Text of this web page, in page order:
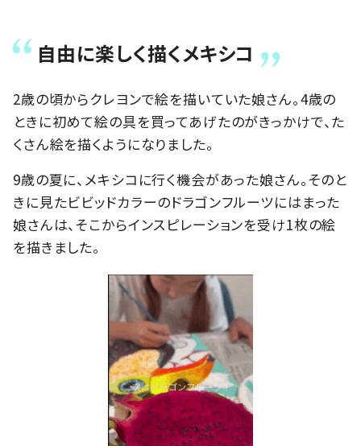
自由に楽しく描くメキシコ
2歳の頃からクレヨンで絵を描いていた娘さん。4歳の
ときに初めて絵の具を買ってあげたのがきっかけで、た
くさん絵を描くようになりました。
9歳の夏に、メキシコに行く機会があった娘さん。そのと
きに見たビビッドカラーのドラゴンフルーツにはまった
娘さんは、そこからインスピレーションを受け1枚の絵
を描きました。